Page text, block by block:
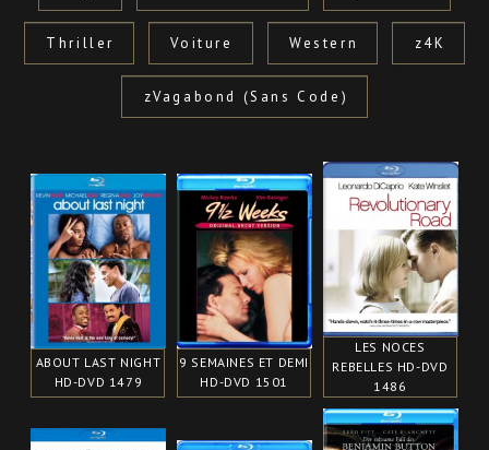
Thriller Voiture Western z4K
zVagabond (Sans Code)
ABOUT LAST NIGHT
HD-DVD 1479
9 SEMAINES ET DEMI
HD-DVD 1501
LES NOCES
REBELLES HD-DVD
1486